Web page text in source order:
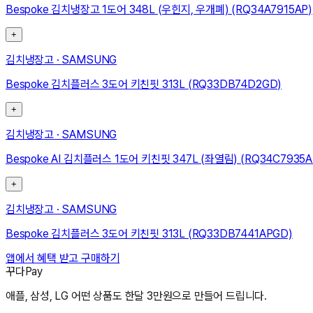
Bespoke 김치냉장고 1도어 348L (우힌지, 우개폐) (RQ34A7915AP)
+
김치냉장고 · SAMSUNG
Bespoke 김치플러스 3도어 키친핏 313L (RQ33DB74D2GD)
+
김치냉장고 · SAMSUNG
Bespoke AI 김치플러스 1도어 키친핏 347L (좌열림)
+
김치냉장고 · SAMSUNG
Bespoke 김치플러스 3도어 키친핏 313L (RQ33DB7441APGD)
앱에서 혜택 받고 구매하기
꾸다Pay
애플, 삼성, LG 어떤 상품도 한달 3만원으로 만들어 드립니다.